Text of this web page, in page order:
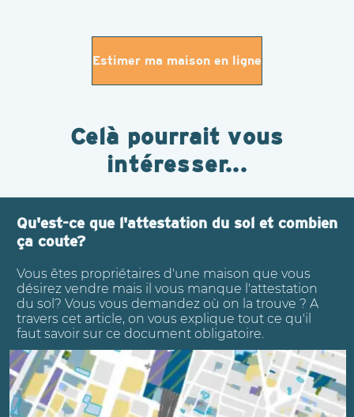
Estimer ma maison en ligne
Celà pourrait vous
intéresser...
Qu'est-ce que l'attestation du sol et combien
ça coute?
Vous êtes propriétaires d'une maison que vous
désirez vendre mais il vous manque l'attestation
du sol? Vous vous demandez où on la trouve ? A
travers cet article, on vous explique tout ce qu'il
faut savoir sur ce document obligatoire.